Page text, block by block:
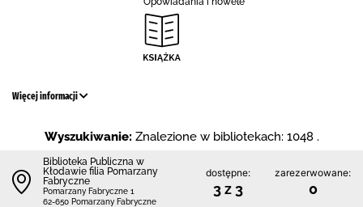
Więcej informacji
Wyszukiwanie: Znalezione w bibliotekach: 1048 .
Biblioteka Publiczna w
Kłodawie filia Pomarzany
Fabryczne
Pomarzany Fabryczne 1
62-650 Pomarzany Fabryczne
dostępne:
3 z 3
zarezerwowane:
0